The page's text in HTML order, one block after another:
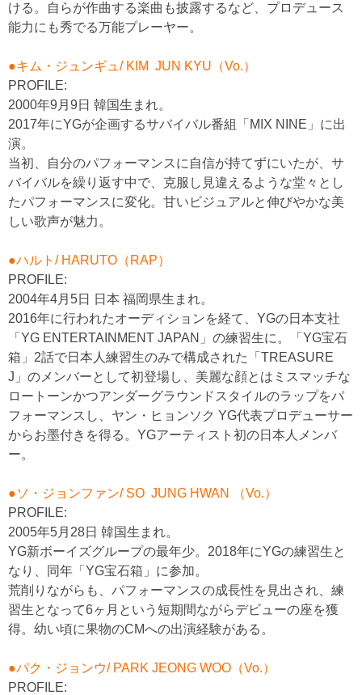
ける。自らが作曲する楽曲も披露するなど、プロデュース
能力にも秀でる万能プレーヤー。
●キム・ジュンギュ/ KIM JUN KYU（Vo.）
PROFILE:
2000年9月9日 韓国生まれ。
2017年にYGが企画するサバイバル番組「MIX NINE」に出
演。
当初、自分のパフォーマンスに自信が持てずにいたが、サ
バイバルを繰り返す中で、克服し見違えるような堂々とし
たパフォーマンスに変化。甘いビジュアルと伸びやかな美
しい歌声が魅力。
●ハルト/ HARUTO（RAP）
PROFILE:
2004年4月5日 日本 福岡県生まれ。
2016年に行われたオーディションを経て、YGの日本支社
「YG ENTERTAINMENT JAPAN」の練習生に。「YG宝石
箱」2話で日本人練習生のみで構成された「TREASURE
J」のメンバーとして初登場し、美麗な顔とはミスマッチな
ロートーンかつアンダーグラウンドスタイルのラップをパ
フォーマンスし、ヤン・ヒョンソク YG代表プロデューサー
からお墨付きを得る。YGアーティスト初の日本人メンバ
ー。
●ソ・ジョンファン/ SO JUNG HWAN （Vo.）
PROFILE:
2005年5月28日 韓国生まれ。
YG新ボーイズグループの最年少。2018年にYGの練習生と
なり、同年「YG宝石箱」に参加。
荒削りながらも、パフォーマンスの成長性を見出され、練
習生となって6ヶ月という短期間ながらデビューの座を獲
得。幼い頃に果物のCMへの出演経験がある。
●パク・ジョンウ/ PARK JEONG WOO（Vo.）
PROFILE: